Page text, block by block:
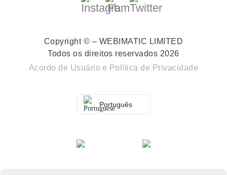
Copyright © – WEBIMATIC LIMITED
Todos os direitos reservados 2026
Acordo de Usuário e Política de Privacidade
Português